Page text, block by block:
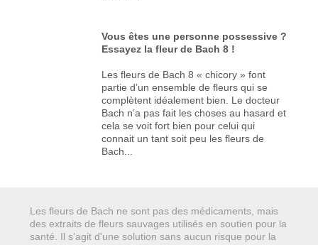
Vous êtes une personne possessive ?
Essayez la fleur de Bach 8 !
Les fleurs de Bach 8 « chicory » font
partie d’un ensemble de fleurs qui se
complètent idéalement bien. Le docteur
Bach n’a pas fait les choses au hasard et
cela se voit fort bien pour celui qui
connait un tant soit peu les fleurs de
Bach...
Les fleurs de Bach ne sont pas des médicaments, mais
des extraits de fleurs sauvages utilisés en soutien pour la
santé. Il s'agit d'une solution sans aucun risque pour la